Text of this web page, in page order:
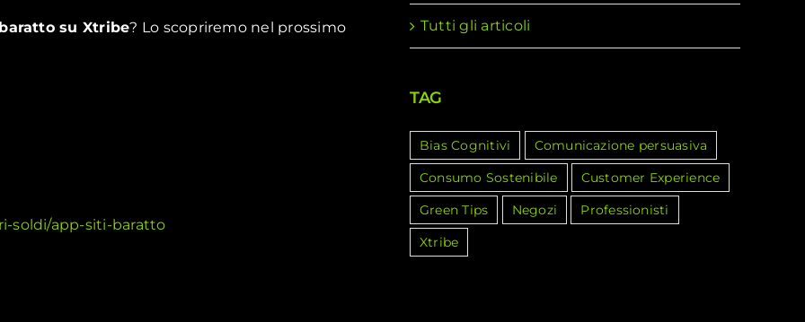
su Xtribe? Lo scopriremo nel prossimo
soldi/app-siti-baratto
Tutti gli articoli
TAG
Bias Cognitivi
Comunicazione persuasiva
Consumo Sostenibile
Customer Experience
Green Tips
Negozi
Professionisti
Xtribe